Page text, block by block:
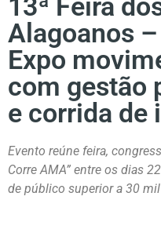
13ª Feira
Alagoanos
Expo
com gestão
e corrida de
Evento reúne feira,
Corre AMA” entre os dias
de público superior a 30